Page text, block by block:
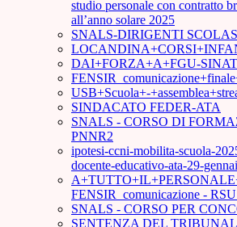
studio personale con contratto
all’anno solare 2025
SNALS-DIRIGENTI
DAI+FORZA+A+FGU-
USB+Scuola+-
SINDACATO FEDER-ATA
SNALS - CORSO DI
PNNR2
ipotesi-ccni-mobilita-scuola-
docente-educativo-ata-29-
FENSIR_comunicazione - RSU_
SNALS - CORSO PER
SENTENZA DEL